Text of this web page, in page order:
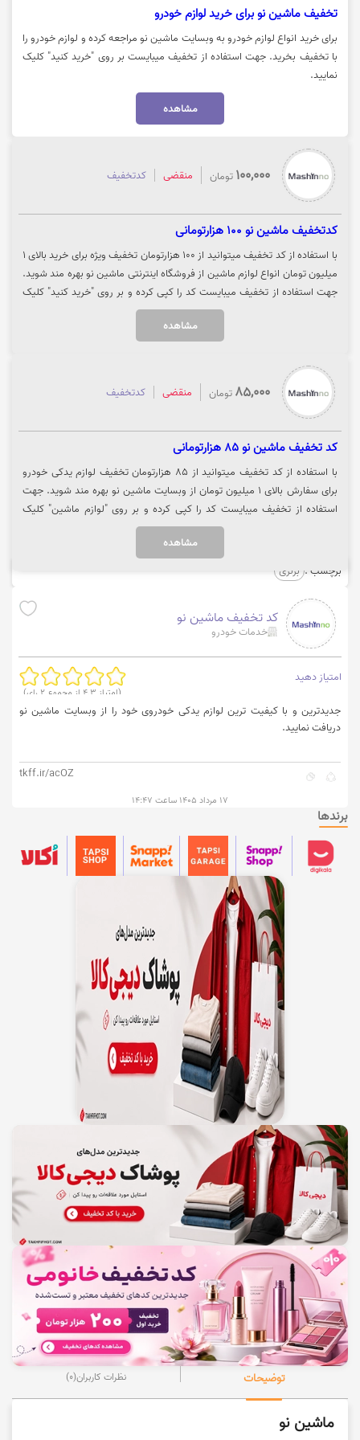
تخفيف ماشين نو برای خرید لوازم خودرو
برای خرید انواع لوازم خودرو به وبسایت ماشین نو مراجعه کرده و لوازم خودرو را
با تخفیف بخرید. جهت استفاده از تخفیف میبایست بر روی "خرید کنید" کلیک
نمایید.
مشاهده
100,000 تومان منقضی کدتخفیف
کدتخفیف ماشین نو 100 هزارتومانی
با استفاده از کد تخفیف میتوانید از 100 هزارتومان تخفیف ویژه برای خرید بالای 1
میلیون تومان انواع لوازم ماشین از فروشگاه اینترنتی ماشین نو بهره مند شوید.
جهت استفاده از تخفیف میبایست کد را کپی کرده و بر روی "خرید کنید" کلیک
مشاهده
85,000 تومان منقضی کدتخفیف
کد تخفیف ماشین نو 85 هزارتومانی
با استفاده از کد تخفیف میتوانید از 85 هزارتومان تخفیف لوازم یدکی خودرو
برای سفارش بالای 1 میلیون تومان از وبسایت ماشین نو بهره مند شوید. جهت
استفاده از تخفیف میبایست کد را کپی کرده و بر روی "لوازم ماشین" کلیک
نمایید تا تخفیف برای شما اعمال شود.
مشاهده
برچسب : برنزی
کد تخفیف ماشین نو
خدمات خودرو
امتیاز دهید
(امتیاز 4.3 از مجموع 2 رای)
جدیدترین و با کیفیت ترین لوازم یدکی خودروی خود را از وبسایت ماشین نو
دریافت نمایید.
tkff.ir/acOZ
۱۷ مرداد ۱۴۰۵ ساعت ۱۴:۴۷
برندها
توضیحات نظرات کاربران(0)
ماشین نو